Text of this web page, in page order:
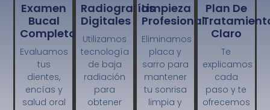
Examen
Bucal
Completo
Evaluamos
tus
dientes,
encías y
salud oral
Radiografías
Digitales
Utilizamos
tecnología
de baja
radiación
para
obtener
Limpieza
Profesional
Eliminamos
placa y
sarro para
mantener
tu sonrisa
limpia y
Plan De
Claro
Te
explicamos
cada
paso y te
ofrecemos